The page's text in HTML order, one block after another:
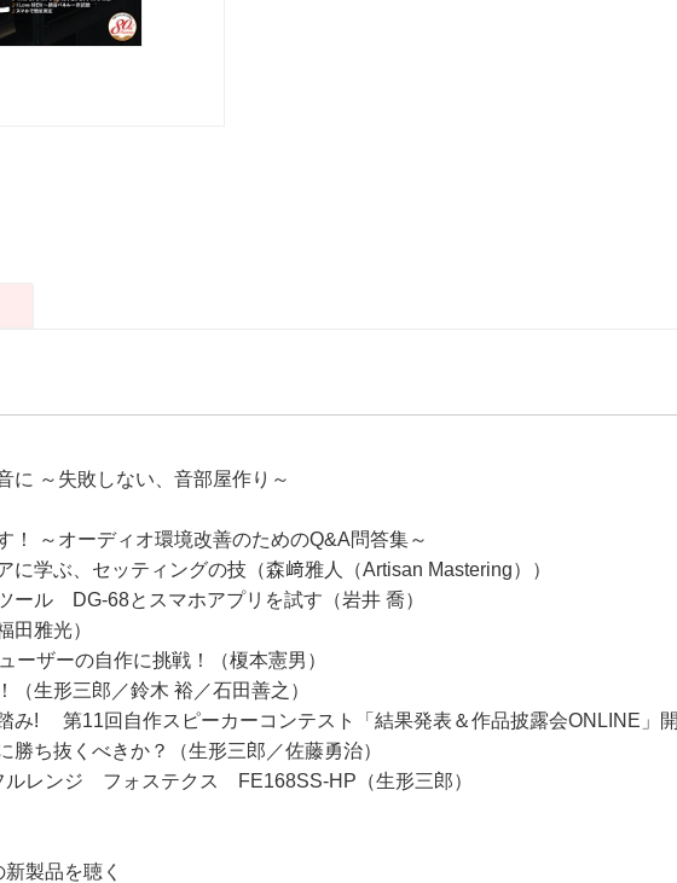
に ～失敗しない、音部屋作り～
！ ～オーディオ環境改善のためのQ&A問答集～
に学ぶ、セッティングの技（森﨑雅人（Artisan Mastering））
ール DG-68とスマホアプリを試す（岩井 喬）
田雅光）
ーザーの自作に挑戦！（榎本憲男）
（生形三郎／鈴木 裕／石田善之）
み! 第11回自作スピーカーコンテスト「結果発表＆作品披露会ONLINE」
勝ち抜くべきか？（生形三郎／佐藤勇治）
ルレンジ フォステクス FE168SS-HP（生形三郎）
製品を聴く